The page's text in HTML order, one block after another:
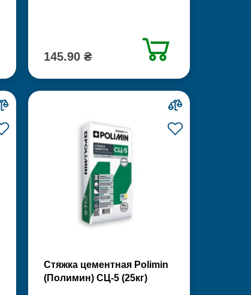
145.90 ₴
Стяжка цементная Polimin
(Полимин) СЦ-5 (25кг)